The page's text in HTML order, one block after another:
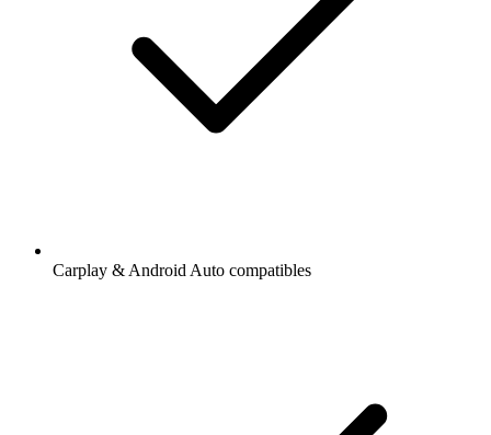
Carplay & Android Auto compatibles